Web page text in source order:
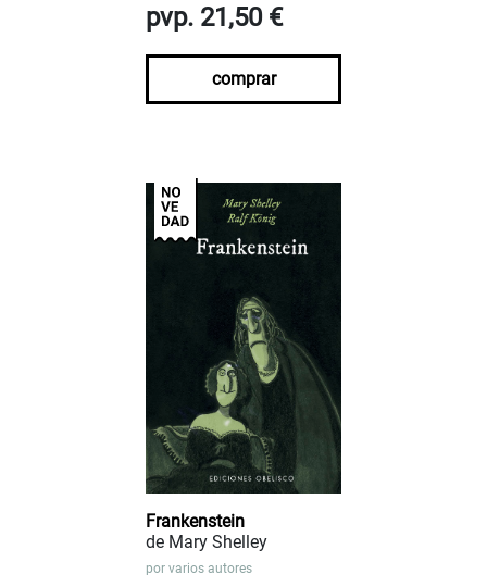
pvp. 21,50 €
comprar
Frankenstein
de Mary Shelley
por varios autores